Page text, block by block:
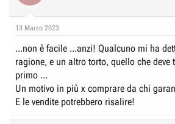
13 Marzo 2023
...non è facile ...anzi! Qualcuno mi ha
ragione, e un altro torto, quello che deve
primo ...
Un motivo in più x comprare da chi
E le vendite potrebbero risalire!